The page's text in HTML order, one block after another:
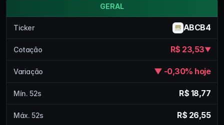
GERAL
Ticker ABCB4
Cotação R$ 23,53▼
Variação ▼ -0,30% hoje
Mín. 52s R$ 18,77
Máx. 52s R$ 26,55